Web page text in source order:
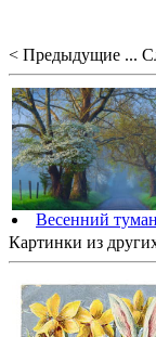
< Предыдущие ...
Весенний
Картинки из